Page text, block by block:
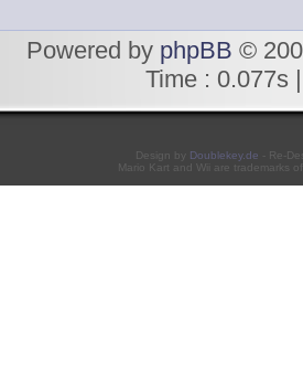
Powered by phpBB ©
Time : 0.077s
Design by Doublekey.de - Re-
Mario Kart and Wii are trademarks